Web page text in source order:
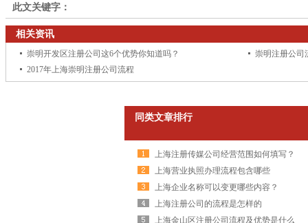
此文关键字：
相关资讯
崇明开发区注册公司这6个优势你知道吗？
崇明注册公司
2017年上海崇明注册公司流程
同类文章排行
上海注册传媒公司经营范围如何填写？
上海营业执照办理流程包含哪些
上海企业名称可以变更哪些内容？
上海注册公司的流程是怎样的
上海金山区注册公司流程及优势是什么